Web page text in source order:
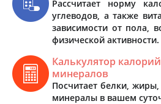
Рассчитает норму
углеводов, а также
зависимости от пола,
физической активности.
Калькулятор
минералов
Посчитает белки,
минералы в вашем